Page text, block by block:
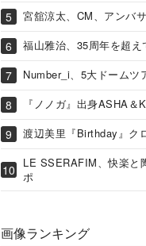
宮舘涼太、CM、アンバ
福山雅治、35周年を超え
Number_i、5大ドームツ
『ノノガ』出身ASHA＆
渡辺美里『Birthday』ク
LE SSERAFIM、快楽と
ポ
画像ランキング